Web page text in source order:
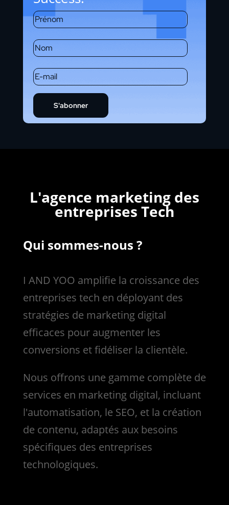
S'abonner
L'agence marketing des
entreprises Tech
Qui sommes-nous ?
I AND YOO amplifie la croissance des
entreprises tech en déployant des
stratégies de marketing digital
efficaces pour augmenter les
conversions et fidéliser la clientèle.
Nous offrons une gamme complète de
services en marketing digital, incluant
l'automatisation, le SEO, et la création
de contenu, adaptés aux besoins
spécifiques des entreprises
technologiques.